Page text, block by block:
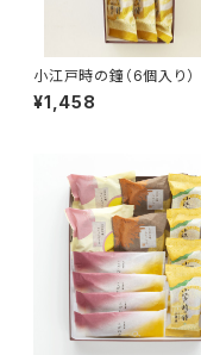
小江戸時の鐘（6個入り）
¥1,458